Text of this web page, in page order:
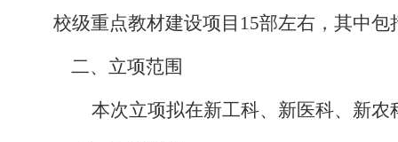
校级重点教材建设项目 15部左右，其中
二、 立项范围
本次立项拟在新工科、新医科、新